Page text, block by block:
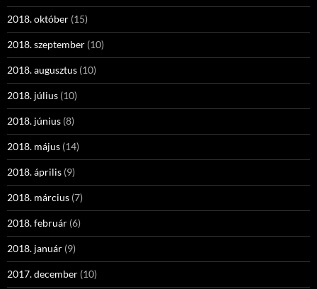
2018. október (15)
2018. szeptember (10)
2018. augusztus (10)
2018. július (10)
2018. június (8)
2018. május (14)
2018. április (9)
2018. március (7)
2018. február (6)
2018. január (9)
2017. december (10)